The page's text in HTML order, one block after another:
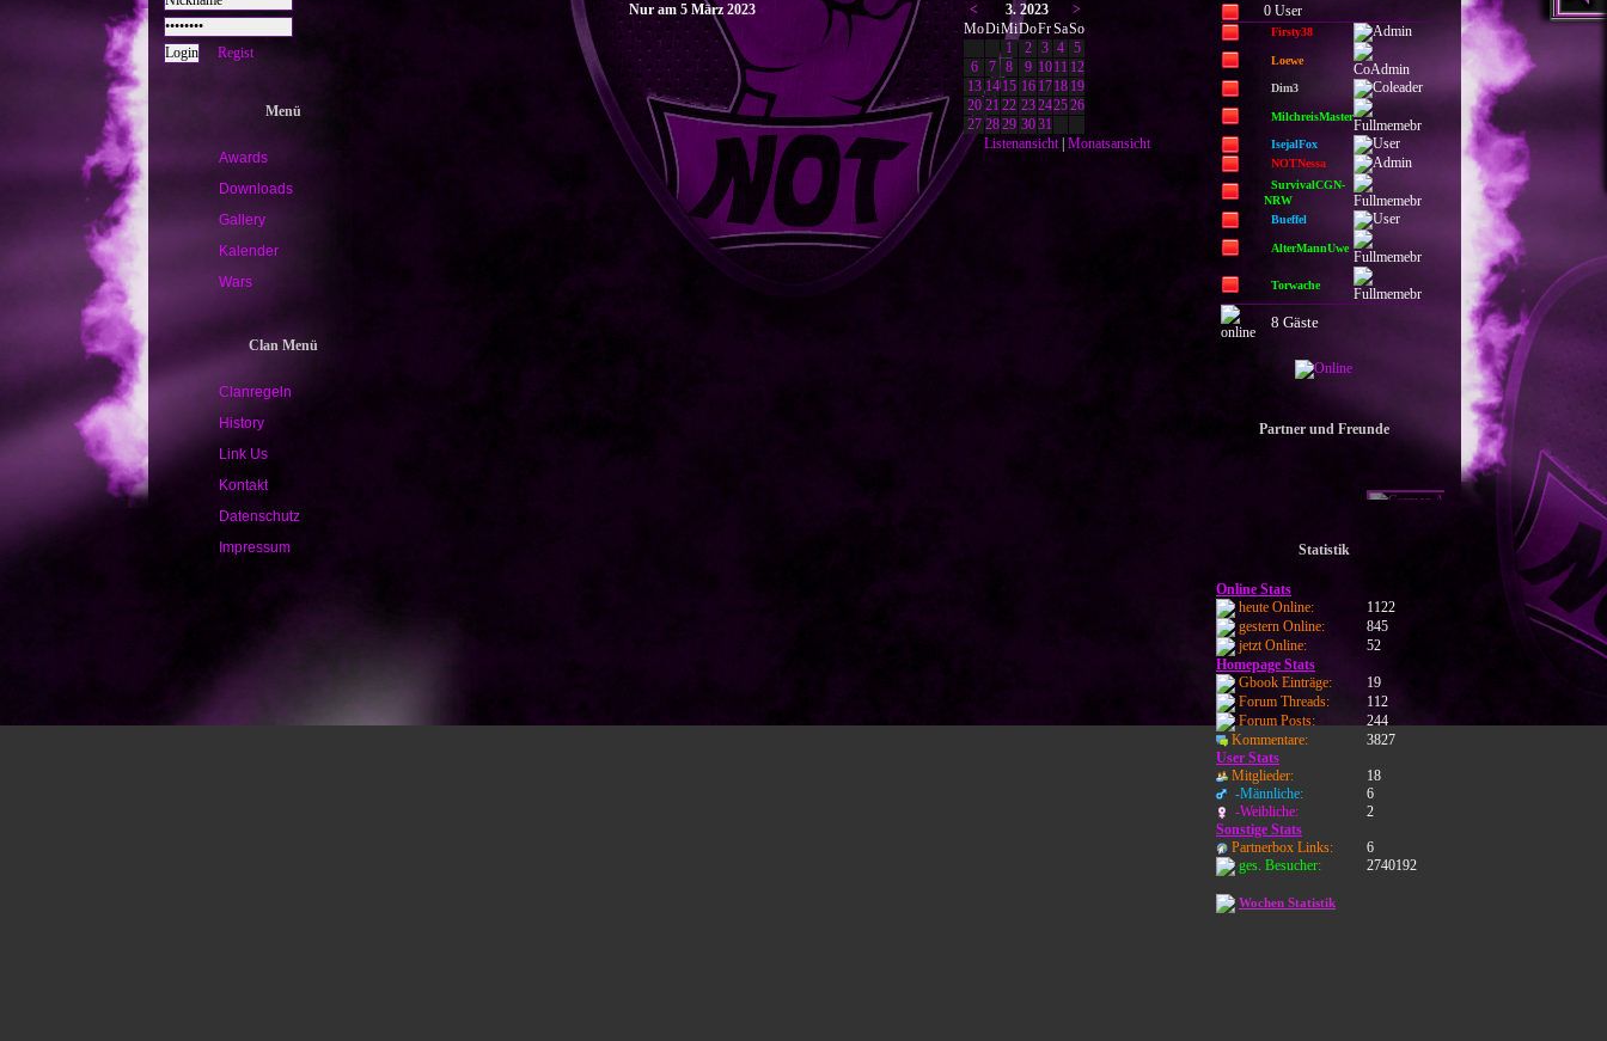
Regist
Menü
Awards
Downloads
Gallery
Kalender
Wars
Clan Menü
Clanregeln
History
Link Us
Kontakt
Datenschutz
Impressum
Nur am 5 März 2023 < 3. 2023
>
MoDiMiDoFrSaSo
1
2 3 4 5
6
7 8 9 1011 12
13 14 15 16 1718 19
20 21 22 23242526
27 2829 3031
Listenansicht| Monatsansicht
0 User
Firsty38
Loewe
Dim3
MilchreisMaster
IsejalFox
NOTNessa
SurvivalCGN-
NRW
Bueffel
AlterMannUwe
Torwache
8 Gäste
Partner und Freunde
Statistik
Online Stats
heute Online:
1122
gestern Online:
845
jetzt Online:
52
Homepage Stats
Gbook Einträge:
19
Forum Threads:
112
Forum Posts:
244
Kommentare:
3827
User Stats
Mitglieder:
18
-Männliche:
6
-Weibliche:
2
Sonstige Stats
Partnerbox Links:
6
ges. Besucher:
2740192
Wochen Statistik